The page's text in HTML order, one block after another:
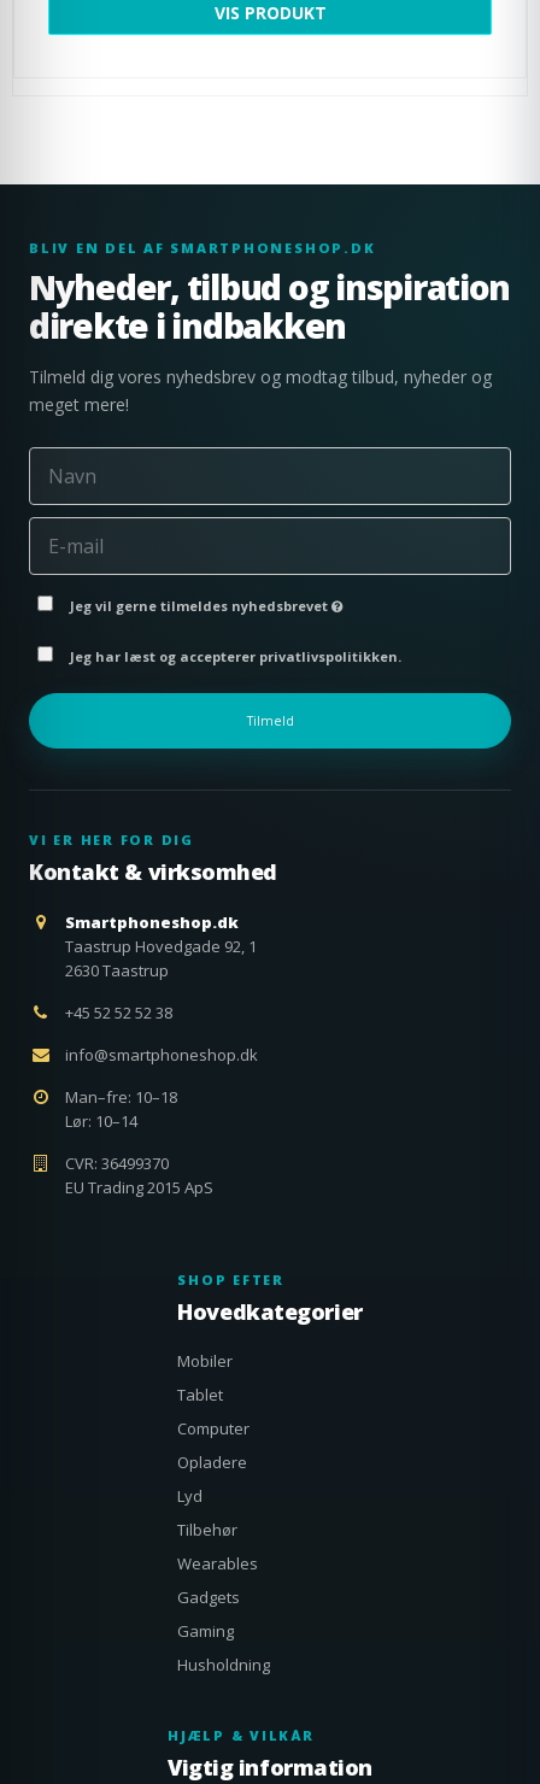
VIS PRODUKT
BLIV EN DEL AF SMARTPHONESHOP.DK
Nyheder, tilbud og inspiration
direkte i indbakken
Tilmeld dig vores nyhedsbrev og modtag tilbud, nyheder og
meget mere!
Jeg vil gerne tilmeldes nyhedsbrevet
Jeg har læst og accepterer privatlivspolitikken.
Tilmeld
VI ER HER FOR DIG
Kontakt & virksomhed
Smartphoneshop.dk
Taastrup Hovedgade 92, 1
2630 Taastrup
+45 52 52 52 38
info@smartphoneshop.dk
Man–fre: 10–18
Lør: 10–14
CVR: 36499370
EU Trading 2015 ApS
SHOP EFTER
Hovedkategorier
Mobiler
Tablet
Computer
Opladere
Lyd
Tilbehør
Wearables
Gadgets
Gaming
Husholdning
HJÆLP & VILKÅR
Vigtig information